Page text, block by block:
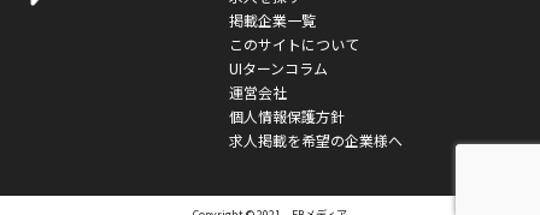
掲載企業一覧
このサイトについて
UIターンコラム
運営会社
個人情報保護方針
求人掲載を希望の企業様へ